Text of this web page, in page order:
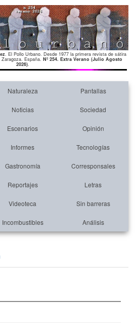
. El Pollo Urbano. Desde 1977 la primera revista de sátira
España. Nº 254. Extra Verano (Julio Agosto
2026).
Naturaleza Pantallas
Noticias Sociedad
Escenarios Opinión
Informes Tecnologías
Gastronomía Corresponsales
Reportajes Letras
Videoteca Sin barreras
Incombustibles Análisis